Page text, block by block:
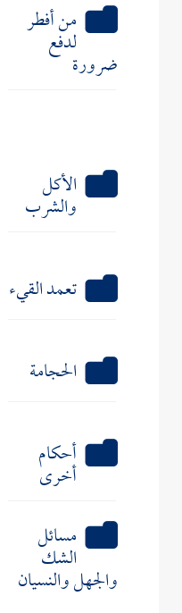
من أفطر
لدفع
ضرورة
الأكل
والشرب
تعمد القيء
الحجامة
أحكام
أخرى
مسائل
الشك
والجهل والنسيان